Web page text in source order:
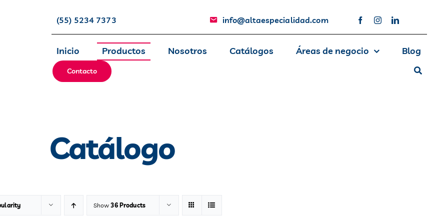
(55) 5234 7373 info@altaespecialidad.com
Inicio Productos Nosotros Catálogos Áreas de negocio Blog
Contacto
Catálogo
Show36 Products